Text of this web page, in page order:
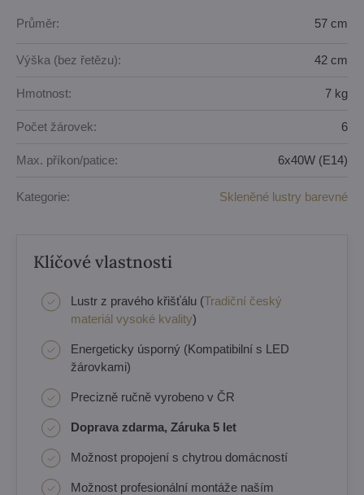
Průměr: 57 cm
Výška (bez řetězu): 42 cm
Hmotnost: 7 kg
Počet žárovek: 6
Max. příkon/patice: 6x40W (E14)
Kategorie: Skleněné lustry barevné
Klíčové vlastnosti
Lustr z pravého křišťálu (Tradiční český
materiál vysoké kvality)
Energeticky úsporný (Kompatibilní s LED
žárovkami)
Precizně ručně vyrobeno v ČR
Doprava zdarma, Záruka 5 let
Možnost propojení s chytrou domácností
Možnost profesionální montáže naším